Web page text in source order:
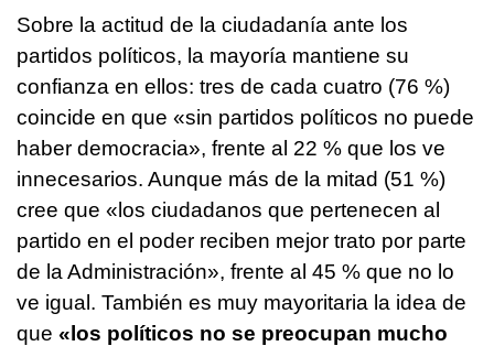
Sobre la actitud de la ciudadanía ante los
partidos políticos, la mayoría mantiene su
confianza en ellos: tres de cada cuatro (76 %)
coincide en que «sin partidos políticos no puede
haber democracia», frente al 22 % que los ve
innecesarios. Aunque más de la mitad (51 %)
cree que «los ciudadanos que pertenecen al
partido en el poder reciben mejor trato por parte
de la Administración», frente al 45 % que no lo
ve igual. También es muy mayoritaria la idea de
que «los políticos no se preocupan mucho